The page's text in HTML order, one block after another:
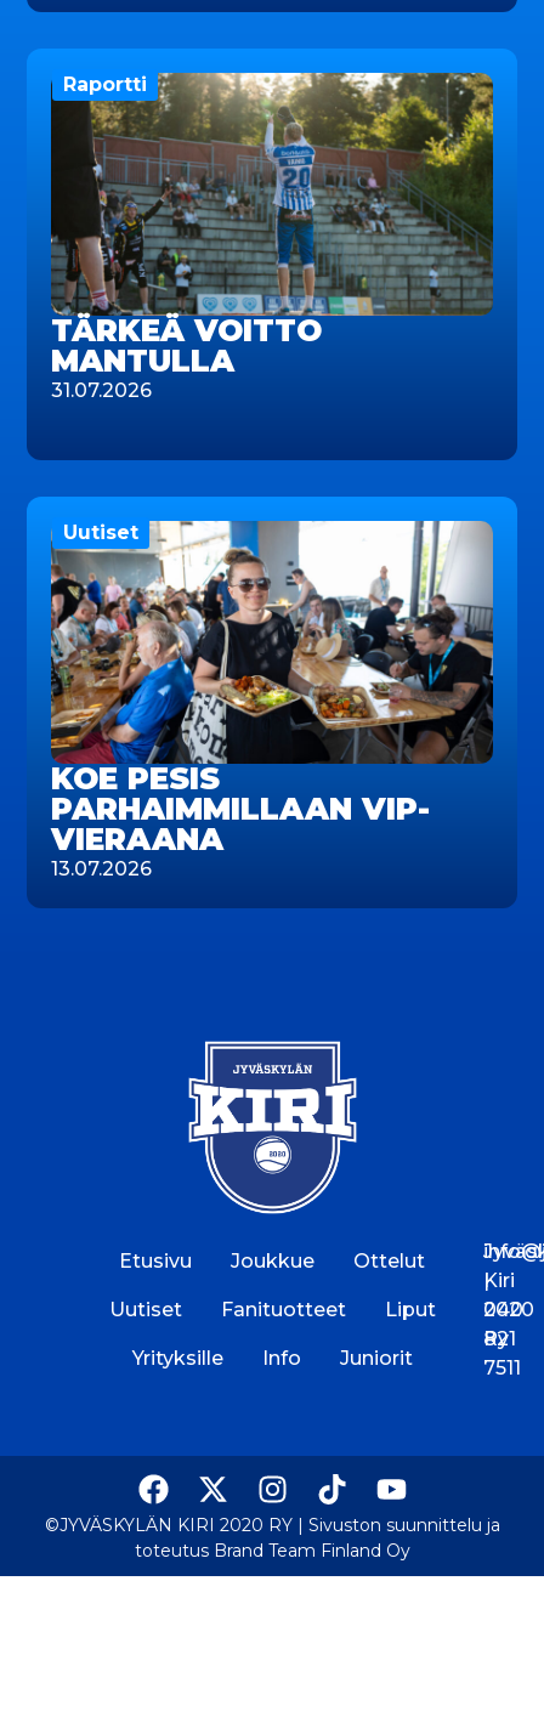
Raportti
TÄRKEÄ VOITTO
MANTULLA
31.07.2026
Uutiset
KOE PESIS
PARHAIMMILLAAN VIP-
VIERAANA
13.07.2026
Etusivu Joukkue Ottelut
Uutiset Fanituotteet Liput
Yrityksille Info Juniorit
Kiri
2020
Ry
|
040
821
7511
©JYVÄSKYLÄN KIRI 2020 RY | Sivuston suunnittelu ja
toteutus Brand Team Finland Oy